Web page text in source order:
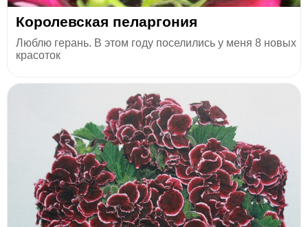
Королевская пеларгония
Люблю герань. В этом году поселились у меня 8 новых
красоток